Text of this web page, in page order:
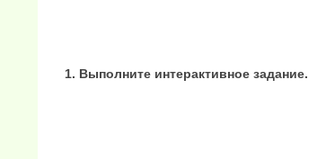
1. Выполните интерактивное задание.